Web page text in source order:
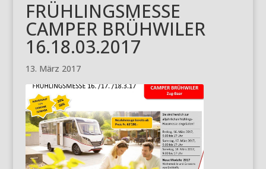
FRÜHLINGSMESSE
CAMPER BRÜHWILER
16.18.03.2017
13. März 2017